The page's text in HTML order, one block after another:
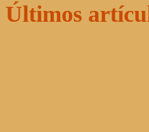
Últimos